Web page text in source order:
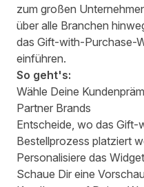
zum großen
über alle Branchen
das Gift-with-Purchase-
einführen.
So geht's:
Wähle Deine
Partner Brands
Entscheide, wo das
Bestellprozess platziert
Personalisiere das
Schaue Dir eine